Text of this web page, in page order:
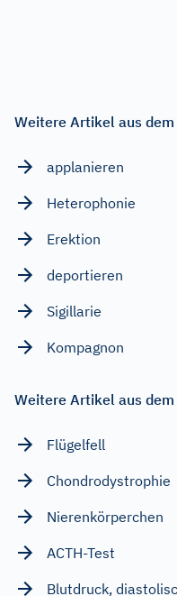
Weitere Artikel aus
applanieren
Heterophonie
Erektion
deportieren
Sigillarie
Kompagnon
Weitere Artikel aus
Flügelfell
Chondrodystrophie
Nierenkörperchen
ACTH-Test
Blutdruck,